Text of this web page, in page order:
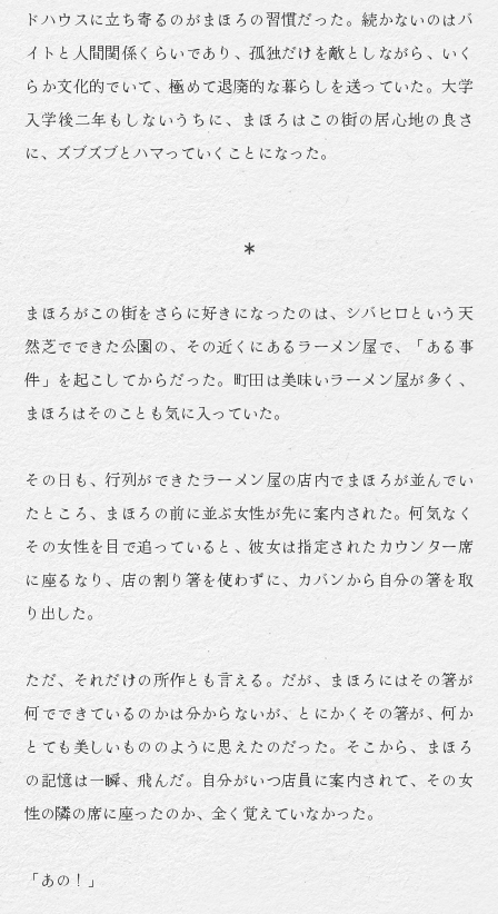
ドハウスに立ち寄るのがまほろの習慣だった。続かないのはバ
イトと人間関係くらいであり、孤独だけを敵としながら、いく
らか文化的でいて、極めて退廃的な暮らしを送っていた。大学
入学後二年もしないうちに、まほろはこの街の居心地の良さ
に、ズブズブとハマっていくことになった。
まほろがこの街をさらに好きになったのは、シバヒロという天
然芝でできた公園の、その近くにあるラーメン屋で、「ある事
件」を起こしてからだった。町田は美味いラーメン屋が多く、
まほろはそのことも気に入っていた。
その日も、行列ができたラーメン屋の店内でまほろが並んでい
たところ、まほろの前に並ぶ女性が先に案内された。何気なく
その女性を目で追っていると、彼女は指定されたカウンター席
に座るなり、店の割り箸を使わずに、カバンから自分の箸を取
り出した。
ただ、それだけの所作とも言える。だが、まほろにはその箸が
何でできているのかは分からないが、とにかくその箸が、何か
とても美しいもののように思えたのだった。そこから、まほろ
の記憶は一瞬、飛んだ。自分がいつ店員に案内されて、その女
性の隣の席に座ったのか、全く覚えていなかった。
「あの！」